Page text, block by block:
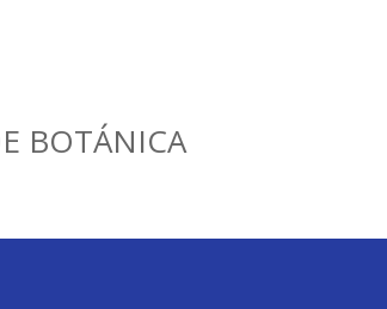
BOTÁNICA